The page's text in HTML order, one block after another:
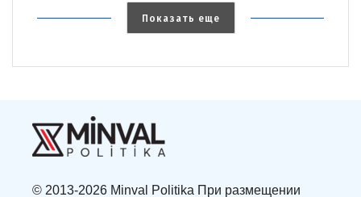
Показать еще
© 2013-2026 Minval Politika При размещении